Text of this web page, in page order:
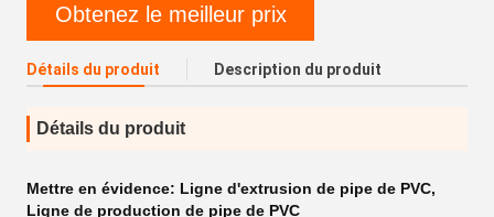
Obtenez le meilleur prix
Détails du produit Description du produit
Détails du produit
Mettre en évidence: Ligne d'extrusion de pipe de PVC,
Ligne de production de pipe de PVC